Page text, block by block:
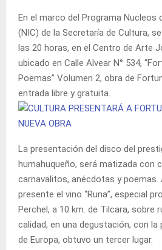
En el marco del Programa Nucleos
(NIC) de la Secretaría de Cultura,
las 20 horas, en el Centro de Arte
ubicado en Calle Alvear N° 534,
Poemas” Volumen 2, obra de
entrada libre y gratuita.
La presentación del disco del
humahuqueño, será matizada con
carnavalitos, anécdotas y poemas.
presente el vino “Runa”, especial
Perchel, a 10 km. de Tilcara, sobre
calidad, en una degustación, con
de Europa, obtuvo un tercer lugar.